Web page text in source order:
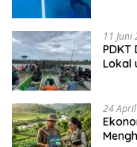
11 Juni
PDKT
Lokal
24